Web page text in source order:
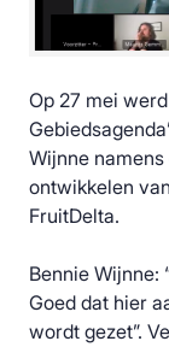
Op 27 mei
Wijnne
ontwikkelen
FruitDelta.
Bennie Wijnne:
Goed dat hier
wordt gezet”.